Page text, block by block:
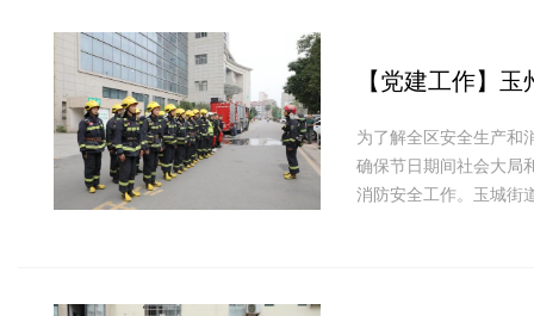
【党建工作】 玉
为了解全区安全生产和
确保节日期间社会大局
消防安全工作。玉城